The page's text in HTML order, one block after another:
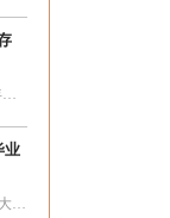
QS全球高等教育研究机构发布了2020年艺术设计类大学世界排名榜单，米兰理工高居榜上第6。作为四大权威大学排名之一，QS艺术类大学排名对于择校的同学来说，具有很高的参考价值，足以说明米兰理工这所院校的实力强劲！
业